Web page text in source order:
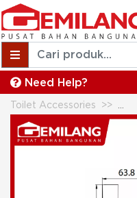
Need Help?
Toilet Accessories
Previous